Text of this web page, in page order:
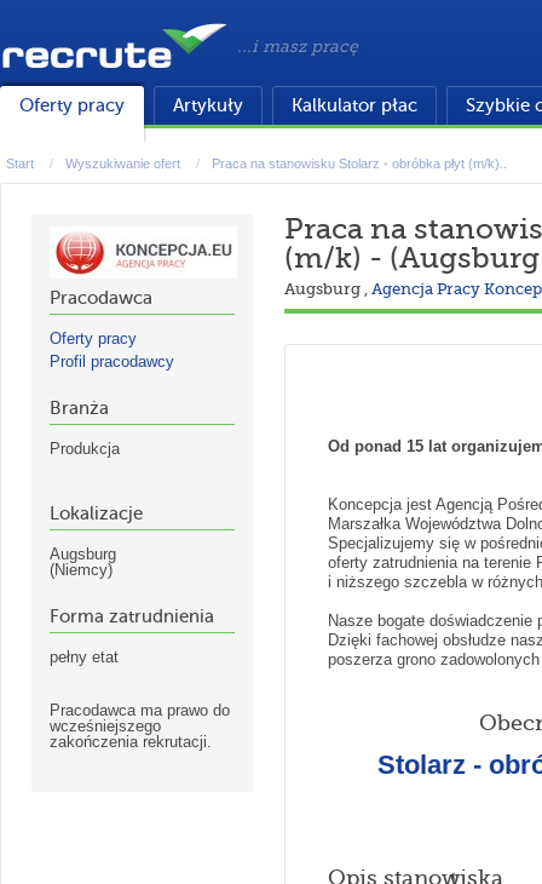
...i masz pracę
Oferty pracy Artykuły Kalkulator płac Szybkie
Start Wyszukiwanie ofert Praca na stanowisku Stolarz - obróbka płyt (m/k)..
Pracodawca
Oferty pracy
Profil pracodawcy
Branża
Produkcja
Lokalizacje
Augsburg
(Niemcy)
Forma zatrudnienia
pełny etat
Pracodawca ma prawo do
wcześniejszego
zakończenia rekrutacji.
Praca na
(m/k) -
Augsburg, Agencja Pracy
Od ponad 15 lat
Koncepcja jest Agencją
Marszałka Województwa
Specjalizujemy się w
oferty zatrudnienia na terenie
i niższego szczebla w
Nasze bogate
Dzięki fachowej obsłudze
poszerza grono
Stolarz -
Opis stanowiska